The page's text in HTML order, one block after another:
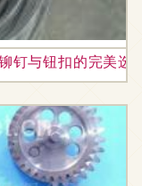
钉与钮扣的完美选